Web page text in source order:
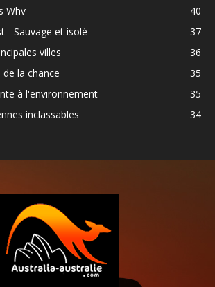
Whv
40
- Sauvage et isolé
37
villes
36
la chance
35
à l'environnement
35
inclassables
34